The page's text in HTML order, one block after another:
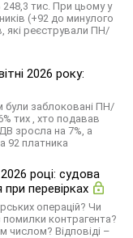
248,3 тис. При цьому у
(+92 до минулого
які реєстрували ПН/
2026 року:
були заблоковані ПН/
тих , хто подавав
зросла на 7%, а
92 платника
році: судова
перевірках
операцій? Чи
контрагента?
числом? Відповіді –